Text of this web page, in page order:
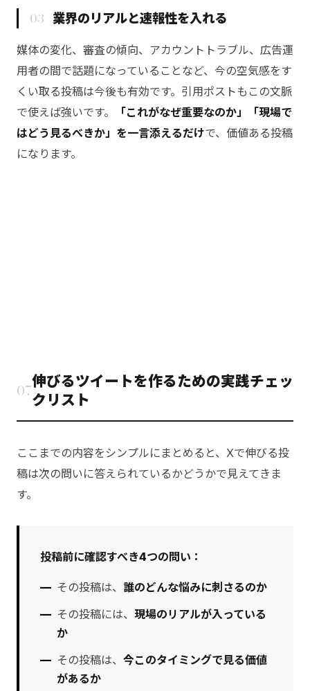
03 業界のリアルと速報性を入れる
媒体の変化、審査の傾向、アカウントトラブル、広告運
用者の間で話題になっていることなど、今の空気感をす
くい取る投稿は今後も有効です。引用ポストもこの文脈
で使えば強いです。
「これがなぜ重要なのか」「現場で
はどう見るべきか」を一言添えるだけで、価値ある投稿
になります。
07伸びるツイートを作るための実践チェッ
クリスト
ここまでの内容をシンプルにまとめると、Xで伸びる投
稿は次の問いに答えられているかどうかで見えてきま
す。
投稿前に確認すべき4つの問い：
その投稿は、 誰のどんな悩みに刺さるのか
その投稿には、 現場のリアルが入っている
か
その投稿は、 今このタイミングで見る価値
があるか